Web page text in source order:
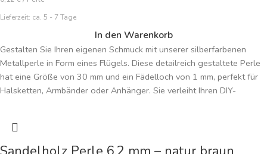
Lieferzeit: ca. 5 - 7 Tage
In den Warenkorb
Gestalten Sie Ihren eigenen Schmuck mit unserer silberfarbenen
Metallperle in Form eines Flügels. Diese detailreich gestaltete Perle
hat eine Größe von 30 mm und ein Fädelloch von 1 mm, perfekt für
Halsketten, Armbänder oder Anhänger. Sie verleiht Ihren DIY-